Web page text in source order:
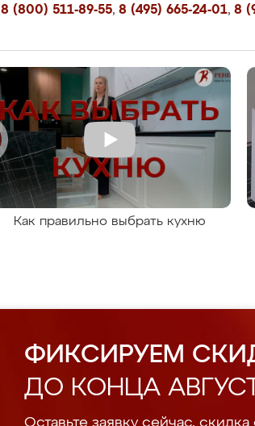
8 (800) 511-89-55, 8 (495) 665-24-01, 8
Как правильно выбрать кухню
ФИКСИРУЕМ
ДО КОНЦА
Оставьте заявку сейчас, скидка